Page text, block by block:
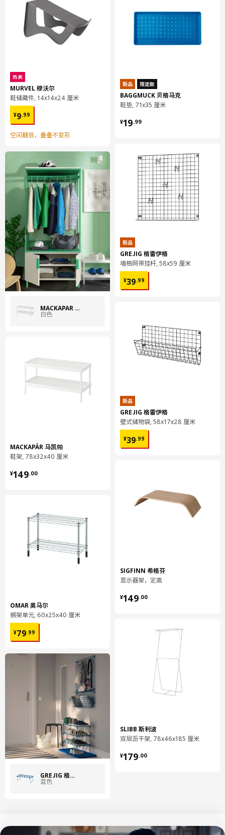
热卖
MURVEL 穆沃尔
鞋储藏件, 14x14x24 厘米
¥9.99
¥ 9.99
空间翻倍，叠叠不变形
MACKAPÄR 马凯帕
白色
MACKAPÄR 马凯帕
鞋架, 78x32x40 厘米
¥149.00
¥ 149.00
OMAR 奥马尔
搁架单元, 60x25x40 厘米
¥79.99
¥ 79.99
GREJIG 格雷伊格
蓝色
新品 限定款
BAGGMUCK 贝格马克
鞋垫, 71x35 厘米
¥19.99
¥ 19.99
新品
GREJIG 格雷伊格
墙格网带挂杆, 58x59 厘米
¥39.99
¥ 39.99
新品
GREJIG 格雷伊格
壁式储物袋, 58x17x28 厘米
¥39.99
¥ 39.99
SIGFINN 希格芬
显示器架，定高
¥149.00
¥ 149.00
SLIBB 斯利波
双层沥干架, 78x46x185 厘米
¥179.00
¥ 179.00